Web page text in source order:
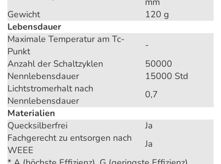
Gewicht
120 g
Lebensdauer
Maximale Temperatur am Tc-
Punkt
-
Anzahl der Schaltzyklen
50000
Nennlebensdauer
15000 Std
Lichtstromerhalt nach
Nennlebensdauer
0,7
Materialien
Quecksilberfrei
Ja
Fachgerecht zu entsorgen nach
WEEE
Ja